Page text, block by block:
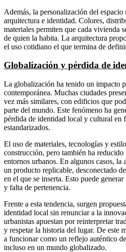
Además, la personalización del
arquitectura e identidad. Colores,
materiales permiten que cada vivienda
de quien la habita. La arquitectura
el uso cotidiano el que termina de
Globalización y pérdida de
La globalización ha tenido un impacto
contemporánea. Muchas ciudades
vez más similares, con edificios que
parte del mundo. Este fenómeno ha
pérdida de identidad local y cultural en
estandarizados.
El uso de materiales, tecnologías y
construcción, pero también ha
entornos urbanos. En algunos casos, la
un producto replicable, desconectado
en el que se inserta. Esto puede
y falta de pertenencia.
Frente a esta tendencia, surgen
identidad local sin renunciar a la
urbanistas apuestan por reinterpretar
y respetar la historia del lugar. De este
a funcionar como un reflejo auténtico
incluso en un mundo globalizado.